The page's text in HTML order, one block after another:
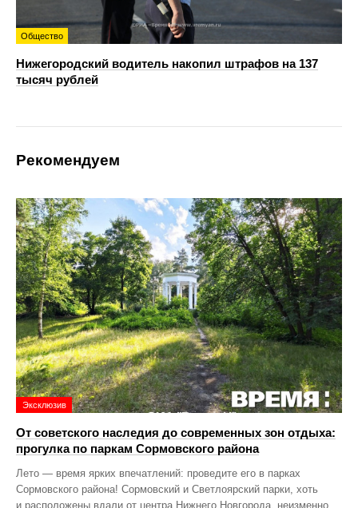
Общество
Нижегородский водитель накопил штрафов на 137
тысяч рублей
Рекомендуем
Эксклюзив
От советского наследия до современных зон отдыха:
прогулка по паркам Сормовского района
Лето — время ярких впечатлений: проведите его в парках
Сормовского района! Сормовский и Светлоярский парки, хоть
и расположены вдали от центра Нижнего Новгорода, неизменно